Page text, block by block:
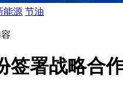
能源 节油
签署战略合